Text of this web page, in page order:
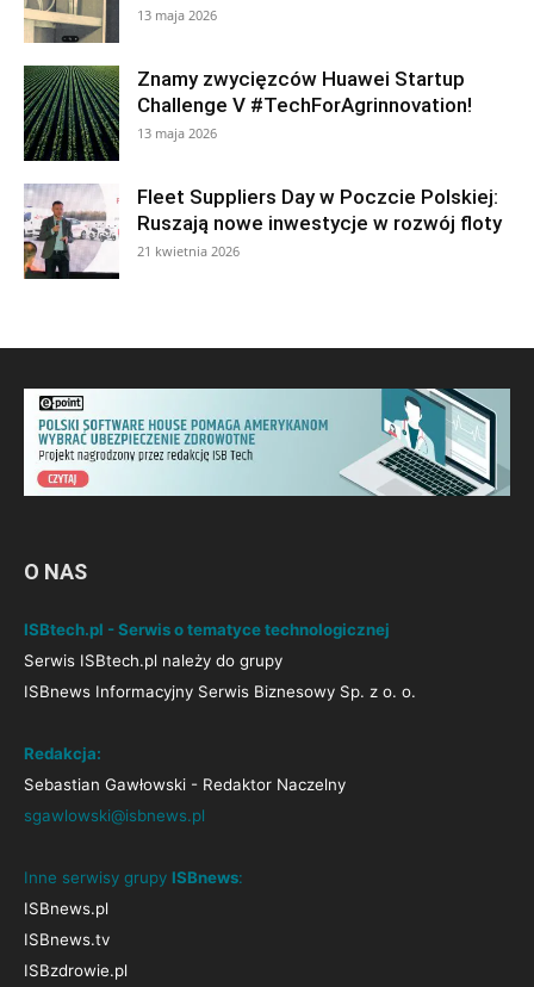
13 maja 2026
Znamy zwycięzców Huawei Startup
Challenge V #TechForAgrinnovation!
13 maja 2026
Fleet Suppliers Day w Poczcie Polskiej:
Ruszają nowe inwestycje w rozwój floty
21 kwietnia 2026
O NAS
ISBtech.pl - Serwis o tematyce technologicznej
Serwis ISBtech.pl należy do grupy
ISBnews Informacyjny Serwis Biznesowy Sp. z o. o.
Redakcja:
Sebastian Gawłowski - Redaktor Naczelny
sgawlowski@isbnews.pl
Inne serwisy grupy ISBnews:
ISBnews.pl
ISBnews.tv
ISBzdrowie.pl